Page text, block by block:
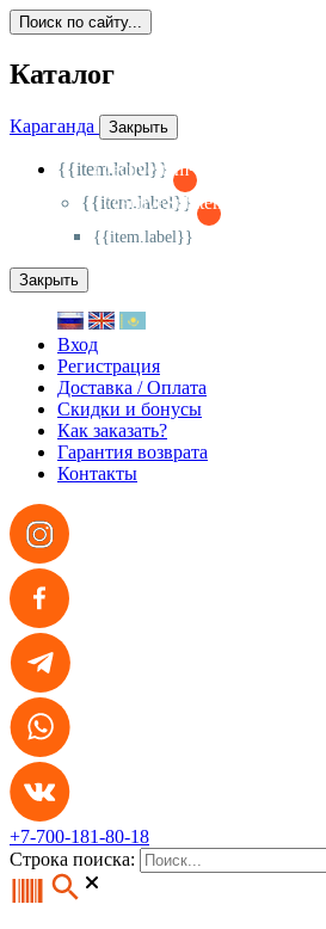
Поиск по сайту...
Каталог
Караганда Закрыть
{{item.label}}
{{activeItem==item.id?'-
{{item.label}}
{{activeSubitem==item.id?'-
{{item.label}}
Закрыть
Вход
Регистрация
Доставка / Оплата
Скидки и бонусы
Как заказать?
Гарантия возврата
Контакты
+7-700-181-80-18
Строка поиска: